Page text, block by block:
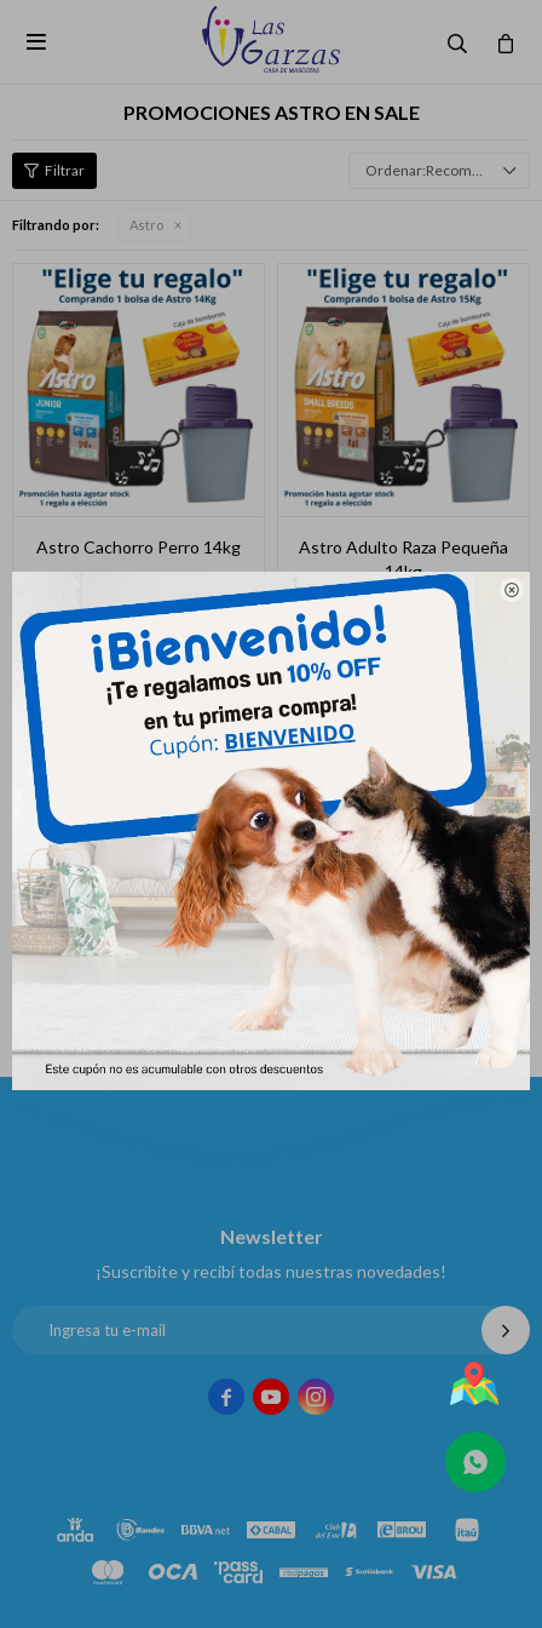


PROMOCIONES ASTRO EN SALE
Recomendados
Filtrando por: Astro
Astro Cachorro Perro 14kg
2.621
Astro Adulto Raza Pequeña
14kg
$ 2.491 2.681
Astro Perro Senior 14kg
2.600 $
Astro Selection 14+3kg
$ 2.484
Newsletter
¡Suscribite y recibí todas nuestras novedades!
  